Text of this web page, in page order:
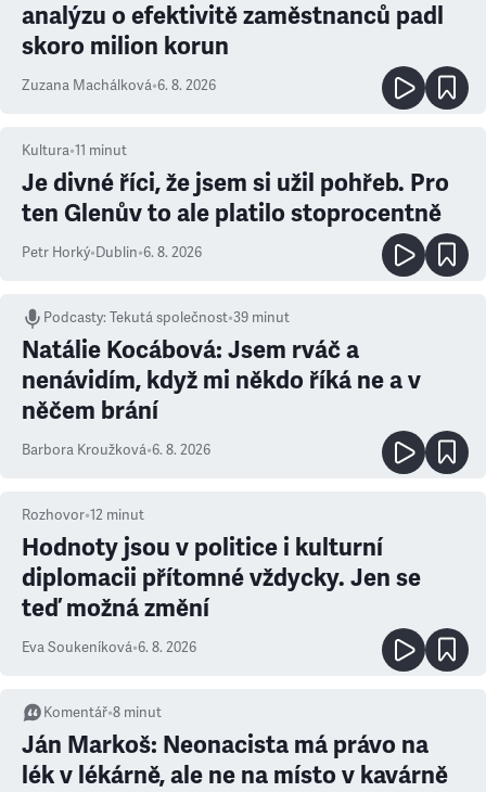
analýzu o efektivitě zaměstnanců padl
skoro milion korun
Zuzana Machálková•6. 8. 2026
Kultura•11 minut
Je divné říci, že jsem si užil pohřeb. Pro
ten Glenův to ale platilo stoprocentně
Petr Horký•Dublin•6. 8. 2026
Podcasty:Tekutá společnost•39 minut
Natálie Kocábová: Jsem rváč a
nenávidím, když mi někdo říká ne a v
něčem brání
Barbora Kroužková•6. 8. 2026
Rozhovor•12 minut
Hodnoty jsou v politice i kulturní
diplomacii přítomné vždycky. Jen se
teď možná změní
Eva Soukeníková•6. 8. 2026
Komentář•8 minut
Ján Markoš: Neonacista má právo na
lék v lékárně, ale ne na místo v kavárně